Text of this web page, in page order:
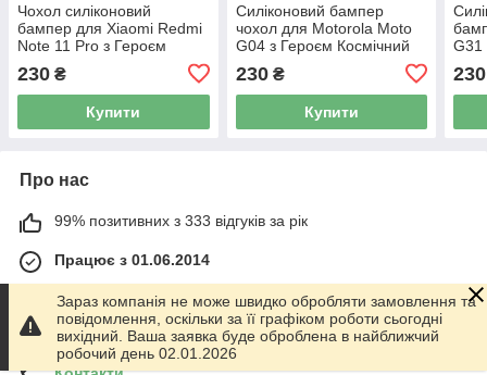
Чохол силіконовий
бампер для Xiaomi Redmi
Note 11 Pro з Героєм
230 ₴
Купити
Силіконовий бампер
чохол для Motorola Moto
G04 з Героєм Космічний
230₴
Купити
G31
230
Про нас
99% позитивних з 333 відгуків за рік
Працює з 01.06.2014
м. Харків
График работы 10.00-17.00. Суббота - Воскресенье
выходной!, Харків, Україна
Зараз компанія не може швидко обробляти замовлення та
повідомлення, оскільки за її графіком роботи сьогодні
вихідний. Ваша заявка буде оброблена в найближчий
робочий день 02.01.2026